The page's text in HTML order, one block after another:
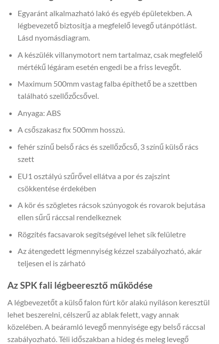
Egyaránt alkalmazható lakó és egyéb épületekben. A
légbevezető biztosítja a megfelelő levegő utánpótlást.
Lásd nyomásdiagram.
A készülék villanymotort nem tartalmaz, csak megfelelő
mértékű légáram esetén engedi be a friss levegőt.
Maximum 500mm vastag falba építhető be a szettben
található szellőzőcsővel.
Anyaga: ABS
A csőszakasz fix 500mm hosszú.
fehér színű belső rács és szellőzőcső, 3 színű külső rács
szett
EU1 osztályú szűrővel ellátva a por és zajszint
csökkentése érdekében
A kör és szögletes rácsok szúnyogok és rovarok bejutása
ellen sűrű ráccsal rendelkeznek
Rögzítés facsavarok segítségével lehet sík felületre
Az átengedett légmennyiség kézzel szabályozható, akár
teljesen el is zárható
Az SPK fali légbeeresztő működése
A légbevezetőt a külső falon fúrt kör alakú nyíláson keresztül
lehet beszerelni, célszerű az ablak felett, vagy annak
közelében. A beáramló levegő mennyisége egy belső ráccsal
szabályozható. Téli időszakban a hideg és meleg levegő